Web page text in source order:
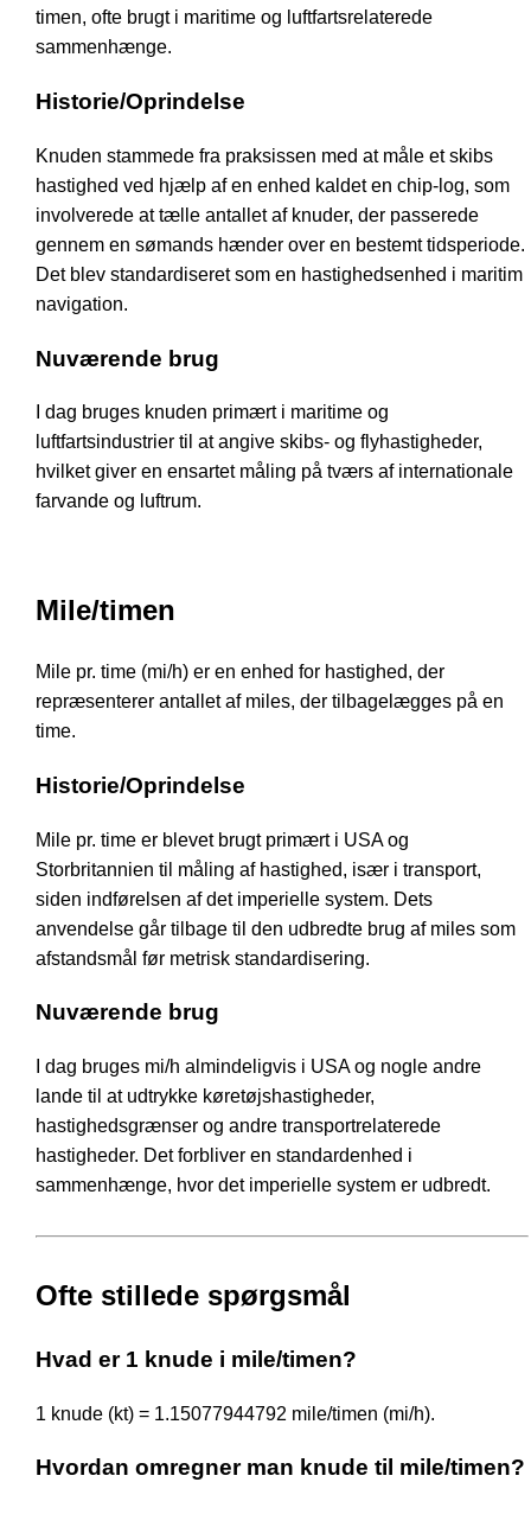
timen, ofte brugt i maritime og luftfartsrelaterede
sammenhænge.
Historie/Oprindelse
Knuden stammede fra praksissen med at måle et skibs
hastighed ved hjælp af en enhed kaldet en chip-log, som
involverede at tælle antallet af knuder, der passerede
gennem en sømands hænder over en bestemt tidsperiode.
Det blev standardiseret som en hastighedsenhed i maritim
navigation.
Nuværende brug
I dag bruges knuden primært i maritime og
luftfartsindustrier til at angive skibs- og flyhastigheder,
hvilket giver en ensartet måling på tværs af internationale
farvande og luftrum.
Mile/timen
Mile pr. time (mi/h) er en enhed for hastighed, der
repræsenterer antallet af miles, der tilbagelægges på en
time.
Historie/Oprindelse
Mile pr. time er blevet brugt primært i USA og
Storbritannien til måling af hastighed, især i transport,
siden indførelsen af det imperielle system. Dets
anvendelse går tilbage til den udbredte brug af miles som
afstandsmål før metrisk standardisering.
Nuværende brug
I dag bruges mi/h almindeligvis i USA og nogle andre
lande til at udtrykke køretøjshastigheder,
hastighedsgrænser og andre transportrelaterede
hastigheder. Det forbliver en standardenhed i
sammenhænge, hvor det imperielle system er udbredt.
Ofte stillede spørgsmål
Hvad er 1 knude i mile/timen?
1 knude (kt) = 1.15077944792 mile/timen (mi/h).
Hvordan omregner man knude til mile/timen?